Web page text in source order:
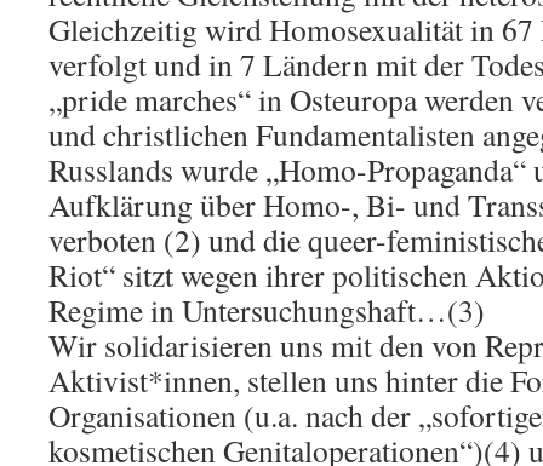
Gleichzeitig wird Homosexualität in
verfolgt und in 7 Ländern mit der
„pride marches“ in Osteuropa werden
und christlichen Fundamentalisten
Russlands wurde „Homo-
Aufklärung über Homo-, Bi- und
verboten (2) und die queer-
Riot“ sitzt wegen ihrer politischen
Regime in Untersuchungshaft…(3)
Wir solidarisieren uns mit den von
Aktivist*innen, stellen uns hinter die
Organisationen (u.a. nach der
kosmetischen Genitaloperationen“)(4)